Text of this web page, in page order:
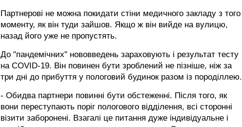
Партнерові не можна покидати стіни медичного закладу з того
моменту, як він туди зайшов. Якщо ж він вийде на вулицю,
назад його уже не пропустять.
До "пандемічних" нововведень зараховують і результат тесту
на COVID-19. Він повинен бути зроблений не пізніше, ніж за
три дні до прибуття у пологовий будинок разом із породіллею.
- Обидва партнери повинні бути обстеженні. Після того, як
вони переступають поріг пологового відділення, всі сторонні
візити заборонені. Взагалі це питання дуже індивідуальне і